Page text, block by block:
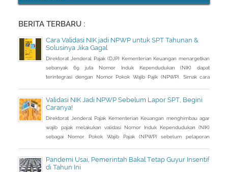
BERITA TERBARU :
Cara Validasi NIK jadi NPWP untuk SPT Tahunan &
Solusinya Jika Gagal
Direktorat Jenderal Pajak (DJP) Kementerian Keuangan menargetkan
sebanyak 69 juta Nomor Induk Kependudukan (NIK) dapat
terintegrasi dengan Nomor Pokok Wajib Pajik (NPWP). Simak cara
total target yang baru terintegrasi. Melalui integrasi, nantinya
pelayanan dapat lebih
Validasi NIK Jadi NPWP Sebelum Lapor SPT, Begini
Caranya!
Direktorat Jenderal Pajak Kementerian Keuangan menghimbau agar
wajib pajak melakukan validasi Nomor Induk Kependudukan (NIK)
sebagai Nomor Pokok Wajib Pajak (NPWP) sebelum pelaporan
112/PMK.03/2022. Dalam PMK yang menjadi aturan turunan Peraturan
Pandemi Usai, Pemerintah Bakal Tetap Guyur Insentif
di Tahun Ini